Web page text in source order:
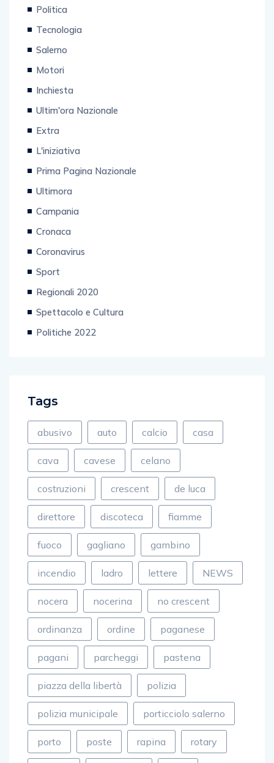
Politica
Tecnologia
Salerno
Motori
Inchiesta
Ultim'ora Nazionale
Extra
L'iniziativa
Prima Pagina Nazionale
Ultimora
Campania
Cronaca
Coronavirus
Sport
Regionali 2020
Spettacolo e Cultura
Politiche 2022
Tags
abusivo auto calcio casa
cava cavese celano
costruzioni crescent de luca
direttore discoteca fiamme
fuoco gagliano gambino
incendio ladro lettere NEWS
nocera nocerina no crescent
ordinanza ordine paganese
pagani parcheggi pastena
piazza della libertà polizia
polizia municipale porticciolo salerno
porto poste rapina rotary